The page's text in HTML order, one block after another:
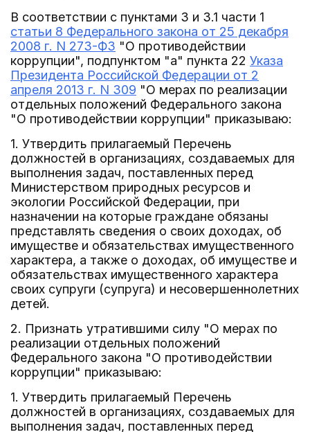
В соответствии с пунктами 3 и 3.1 части 1
статьи 8 Федерального закона от 25 декабря
2008 г. N 273-ФЗ "О противодействии
коррупции", подпунктом "а" пункта 22 Указа
Президента Российской Федерации от 2
апреля 2013 г. N 309 "О мерах по реализации
отдельных положений Федерального закона
"О противодействии коррупции" приказываю:
1. Утвердить прилагаемый Перечень
должностей в организациях, создаваемых для
выполнения задач, поставленных перед
Министерством природных ресурсов и
экологии Российской Федерации, при
назначении на которые граждане обязаны
представлять сведения о своих доходах, об
имуществе и обязательствах имущественного
характера, а также о доходах, об имуществе и
обязательствах имущественного характера
своих супруги (супруга) и несовершеннолетних
детей.
2. Признать утратившими силу "О мерах по
реализации отдельных положений
Федерального закона "О противодействии
коррупции" приказываю:
1. Утвердить прилагаемый Перечень
должностей в организациях, создаваемых для
выполнения задач, поставленных перед